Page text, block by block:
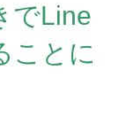
でLine
ことに